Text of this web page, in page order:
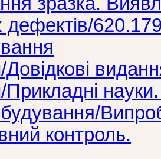
дефектів/
науки.
контроль.